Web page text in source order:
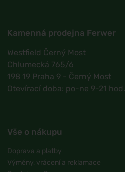
Kamenná prodejna Ferwer
Westfield Černý Most
Chlumecká 765/6
198 19 Praha 9 - Černý Most
Otevírací doba: po-ne 9-21 hod.
Vše o nákupu
Doprava a platby
Výměny, vrácení a reklamace